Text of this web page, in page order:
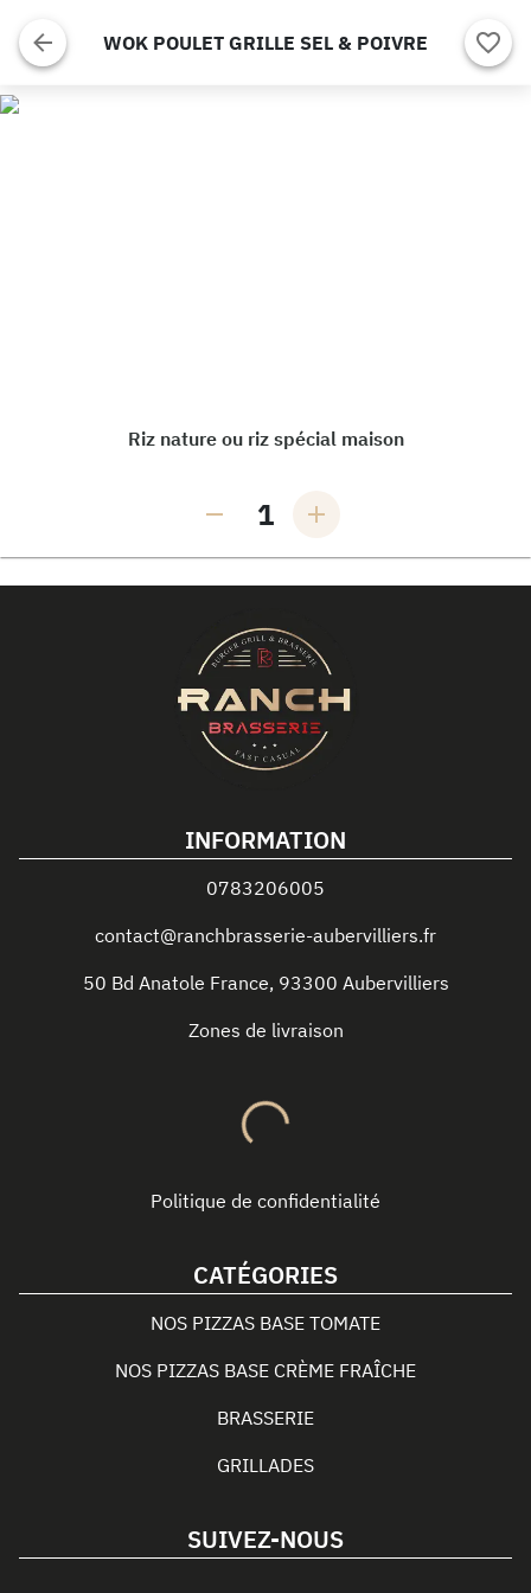
WOK POULET GRILLE SEL & POIVRE
Riz nature ou riz spécial maison
1
INFORMATION
0783206005
contact@ranchbrasserie-aubervilliers.fr
50 Bd Anatole France, 93300 Aubervilliers
Zones de livraison
Politique de confidentialité
CATÉGORIES
NOS PIZZAS BASE TOMATE
NOS PIZZAS BASE CRÈME FRAÎCHE
BRASSERIE
GRILLADES
SUIVEZ-NOUS